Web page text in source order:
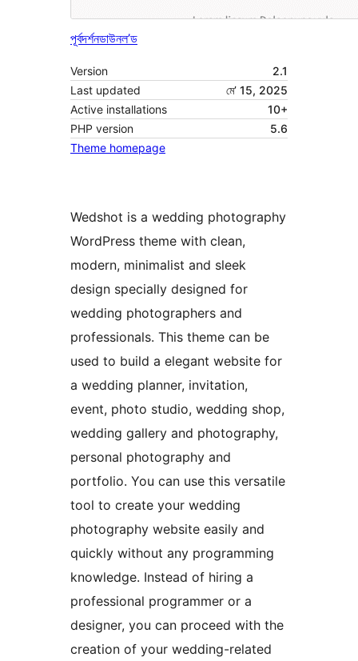
পূৰ্বদৰ্শনডাউনল’ড
Version
2.1
Last updated
মে’ 15, 2025
Active installations
10+
PHP version
5.6
Theme homepage
Wedshot is a wedding photography
WordPress theme with clean,
modern, minimalist and sleek
design specially designed for
wedding photographers and
professionals. This theme can be
used to build a elegant website for
a wedding planner, invitation,
event, photo studio, wedding shop,
wedding gallery and photography,
personal photography and
portfolio. You can use this versatile
tool to create your wedding
photography website easily and
quickly without any programming
knowledge. Instead of hiring a
professional programmer or a
designer, you can proceed with the
creation of your wedding-related